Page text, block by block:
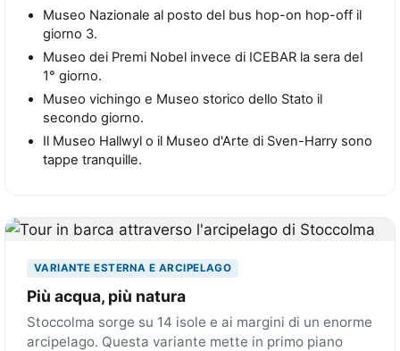
Museo Nazionale al posto del bus hop-on hop-off il
giorno 3.
Museo dei Premi Nobel invece di ICEBAR la sera del
1° giorno.
Museo vichingo e Museo storico dello Stato il
secondo giorno.
Il Museo Hallwyl o il Museo d'Arte di Sven-Harry sono
tappe tranquille.
VARIANTE ESTERNA E ARCIPELAGO
Più acqua, più natura
Stoccolma sorge su 14 isole e ai margini di un enorme
arcipelago. Questa variante mette in primo piano